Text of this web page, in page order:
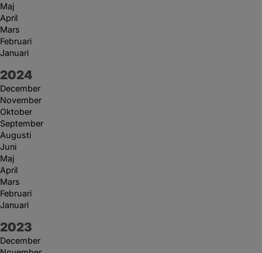
Maj
April
Mars
Februari
Januari
År:
2024
December
November
Oktober
September
Augusti
Juni
Maj
April
Mars
Februari
Januari
År:
2023
December